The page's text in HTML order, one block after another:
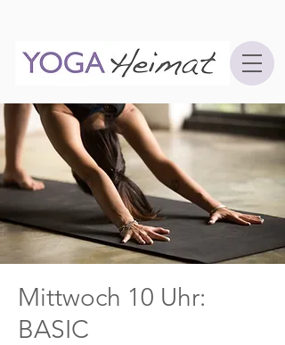
Mittwoch 10 Uhr:
BASIC